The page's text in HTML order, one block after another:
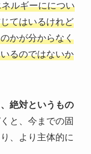
ルギーにについ
てはいるけれど
かが分からなく
るのではないか
絶対というもの
と、今までの固
、より主体的に